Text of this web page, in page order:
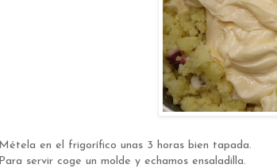
Métela en el frigorífico unas 3 horas bien tapada.
Para servir coge un molde y echamos ensaladilla.